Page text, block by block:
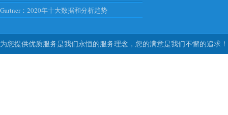
Gartner：2020年十大数据和分析趋势
为您提供优质服务是我们永恒的服务理念，您的满意是我们不懈的追求！